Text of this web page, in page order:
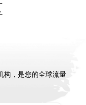
构，是您的全球流量